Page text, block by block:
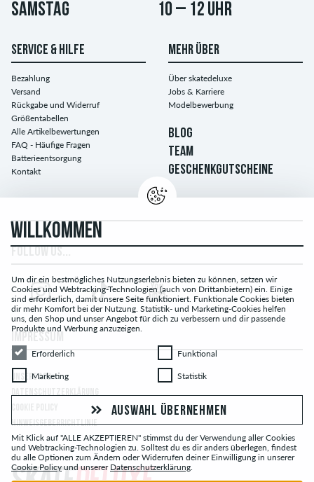
Samstag 10 – 12 Uhr
SERVICE & HILFE
Bezahlung
Versand
Rückgabe und Widerruf
Größentabellen
Alle Artikelbewertungen
FAQ - Häufige Fragen
Batterieentsorgung
Kontakt
MEHR ÜBER
Über skatedeluxe
Jobs & Karriere
Modelbewerbung
BLOG
TEAM
GESCHENKGUTSCHEINE
UNSERE AGB
DATENSCHUTZERKLÄRUNG
HINWEISGEBERRICHTLINIE
WILLKOMMEN
Um dir ein bestmögliches Nutzungserlebnis bieten zu können, setzen wir
Cookies und Webtracking-Technologien (auch von Drittanbietern) ein. Einige
sind erforderlich, damit unsere Seite funktioniert. Funktionale Cookies bieten
dir mehr Komfort bei der Nutzung. Statistik- und Marketing-Cookies helfen
uns, den Shop und unser Angebot für dich zu verbessern und dir passende
Produkte und Werbung anzuzeigen.
Erforderlich
Erforderlich FunktionalFunktional
MarketingMarketing StatistikStatistik
AUSWAHL ÜBERNEHMEN
Mit Klick auf "ALLE AKZEPTIEREN" stimmst du der Verwendung aller Cookies
und Webtracking-Technologien zu. Solltest du es dir anders überlegen, findest
du alle Optionen zum Ändern oder Widerrufen deiner Einwilligung in unserer
Cookie Policy und unserer Datenschutzerklärung.